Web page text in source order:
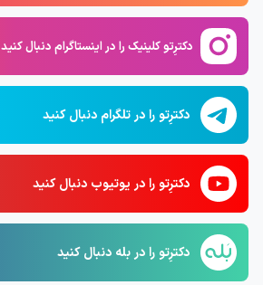
دکترِتو کلینیک را در اینستاگرام دنبال کنید
دکترِتو را در تلگرام دنبال کنید
دکترِتو را در یوتیوب دنبال کنید
دکترِتو را در بله دنبال کنید